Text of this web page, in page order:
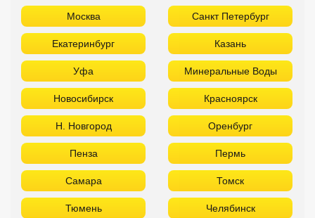
Пенза Пермь
Самара Томск
Тюмень Челябинск
ТОП отелей 5* звезд
Используйте удобные фильтры
Турция Аланья